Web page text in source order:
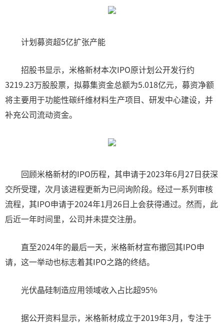
计划募资超5亿扩张产能
招股书显示，米格新材本次IPO原计划公开发行约
3219.23万股股票，拟募集资金总额为5.018亿元，募资净额
将主要用于功能性碳纤维材料生产项目、研发中心建设，并
补充公司流动资金。
回顾米格新材的IPO历程，其申请于2023年6月27日获深
交所受理，次月该进程更新为已问询阶段。经过一系列审核
流程，其IPO申请于2024年1月26日上会获得通过。然而，此
后近一年时间里，公司并未提交注册。
直至2024年的最后一天，米格新材宣布撤回其IPO申
请，这一举动也标志着其IPO之路的终结。
光伏晶硅制造应用领域收入占比超95%
据公开资料显示，米格新材成立于2019年3月，专注于